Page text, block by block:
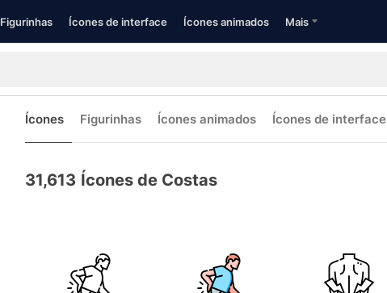
Figurinhas Ícones de interface Ícones animados Mais
Ícones Figurinhas Ícones animados Ícones de interface
31,613 Ícones de Costas